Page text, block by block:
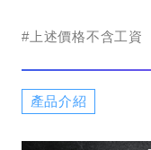
#上述價格不含工資
產品介紹